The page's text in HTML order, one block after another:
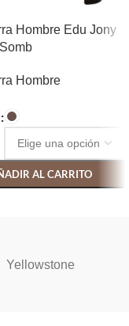
Hombre Edu Jony
Hombre
AL CARRITO
Yellowstone